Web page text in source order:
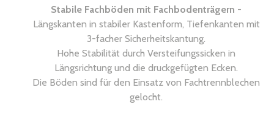
Stabile Fachböden mit Fachbodenträgern -
Längskanten in stabiler Kastenform, Tiefenkanten mit
3-facher Sicherheitskantung.
Hohe Stabilität durch Versteifungssicken in
Längsrichtung und die druckgefügten Ecken.
Die Böden sind für den Einsatz von Fachtrennblechen
gelocht.